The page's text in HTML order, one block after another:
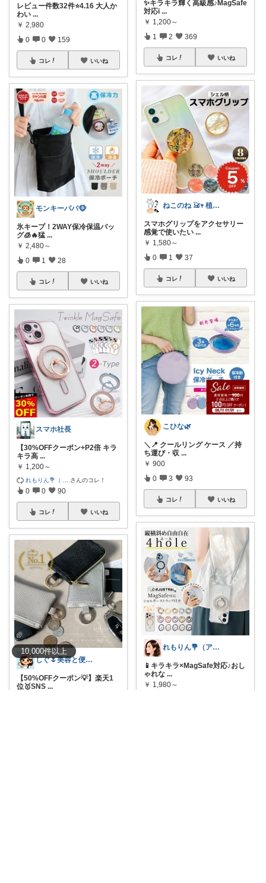
10,000件以上
レビュー件数32件⭐️4.16 大人か
わい ...
￥ 2,980
0 0 159
コレ いいね
モンキーパパ🐵
氷キープ！2WAY保冷保温バッ
グ🧊🔥 ​猛 ...
￥ 2,480～
0 1 28
コレ いいね
スマホ社長
【30%OFFクーポン+P2倍 キラ
キラ高 ...
￥ 1,200～
れもりん💐（ さんのコレ！
0 0 90
コレ いいね
しぐ🌷美容と便利な小物🍀
【50%OFFクーポン💡】楽天1
位🥇SNS ...
✨キラキラ輝く高級感♪MagSafe
対応i ...
￥ 1,200～
1 2 369
コレ いいね
ねこのね 𓃠𖥧 植物と暮らす
スマホグリップをアクセサリー
感覚で使いたい ...
￥ 1,580～
0 1 37
コレ いいね
こひな🌿
＼📍 クールリング ケース ／持
ち運び・収 ...
￥ 900
0 3 93
コレ いいね
れもりん💐（アイコン変更しました）
📱キラキラ×MagSafe対応♪おし
ゃれな ...
￥ 1,980～